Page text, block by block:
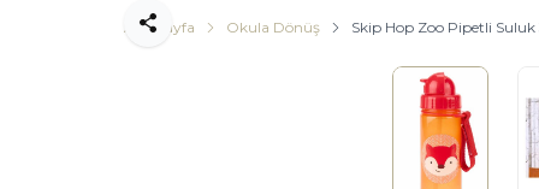
Ana Sayfa Okula Dönüş Skip Hop Zoo Pipetli
Paylaş